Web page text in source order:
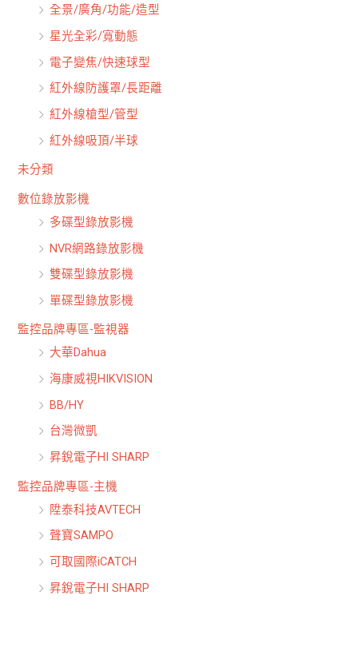
全景/廣角/功能/造型
星光全彩/寬動態
電子變焦/快速球型
紅外線防護罩/長距離
紅外線槍型/管型
紅外線吸頂/半球
未分類
數位錄放影機
多碟型錄放影機
NVR網路錄放影機
雙碟型錄放影機
單碟型錄放影機
監控品牌專區-監視器
大華Dahua
海康威視HIKVISION
BB/HY
台灣微凱
昇銳電子HI SHARP
監控品牌專區-主機
陞泰科技AVTECH
聲寶SAMPO
可取國際iCATCH
昇銳電子HI SHARP